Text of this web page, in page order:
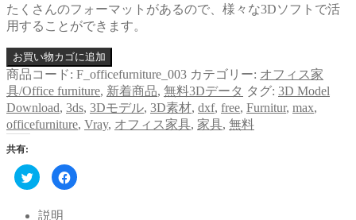
たくさんのフォーマットがあるので、様々な3Dソフトで活
用することができます。
お買い物カゴに追加
商品コード: F_officefurniture_003 カテゴリー: オフィス家
具/Office furniture, 新着商品, 無料3Dデータ タグ: 3D Model
Download, 3ds, 3Dモデル, 3D素材, dxf, free, Furnitur, max,
officefurniture, Vray, オフィス家具, 家具, 無料
共有:
ク
リ
し
Facebook
で
説明